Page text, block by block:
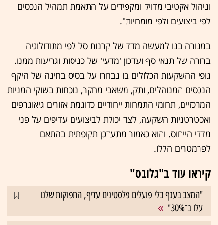
וניהול אקטיבי מדויק ומקפידים על התאמת תמהיל הנכסים
לפי ביצועים ולפי מומחיות".
במנורה בנו למעשה מדד של קרנות סל לפי מתודולוגיה
ברורה של תנאי סף ועדכון 'מדעי' של כניסות וגריעות ממנו.
גופי ההשקעות הכלולים בו נבחרו על בסיס בחינה של היקף
הנכסים המנוהלים, ותק, משאבי מחקר, נוכחות בשוקי המניות
המרכזיים, תחומי התמחות ייחודיים כדוגמת אזורים גיאוגרפים
ואסטרטגיות השקעה, לצד יכולת לביצועים עדיפים על פני
מדדי הייחוס. והוא כאמור מתעדכן תקופתית בהתאם
לפרמטרים הללו.
קיראו עוד ב"גלובס"
"המצב בענף בלי פועלים פלסטינים עדיף, התפוקות שלנו
עלו ב־30%"